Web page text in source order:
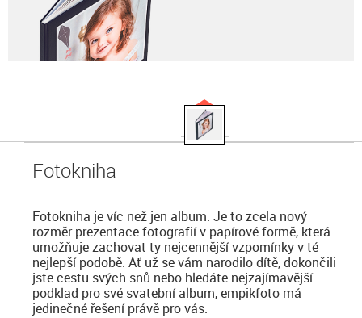
Fotokniha
Fotokniha je víc než jen album. Je to zcela nový
rozměr prezentace fotografií v papírové formě, která
umožňuje zachovat ty nejcennější vzpomínky v té
nejlepší podobě. Ať už se vám narodilo dítě, dokončili
jste cestu svých snů nebo hledáte nejzajímavější
podklad pro své svatební album, empikfoto má
jedinečné řešení právě pro vás.